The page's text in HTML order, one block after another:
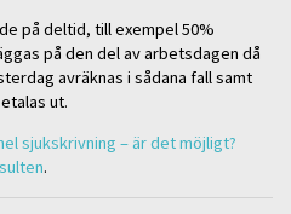
på deltid, till exempel 50%
på den del av arbetsdagen då
avräknas i sådana fall samt
ut.
sjukskrivning – är det möjligt?
.